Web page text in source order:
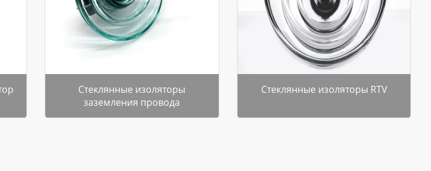
Стеклянные изоляторы
заземления провода
Стеклянные изоляторы RTV